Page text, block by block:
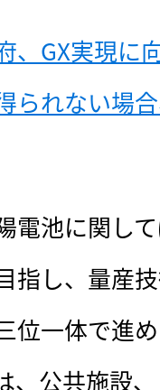
、GX実現
られない場
電池に関し
指し、量産
位一体で進
、公共施設